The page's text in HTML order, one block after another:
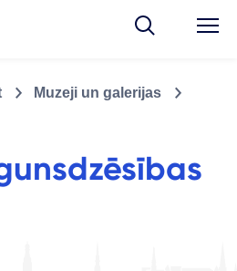
Muzeji un galerijas